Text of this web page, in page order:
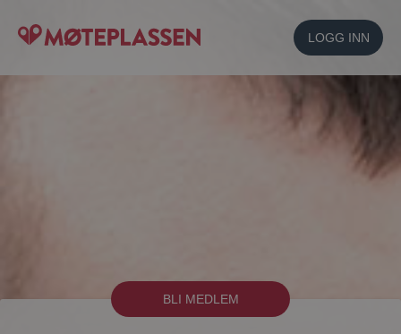
LOGG INN
BLI MEDLEM